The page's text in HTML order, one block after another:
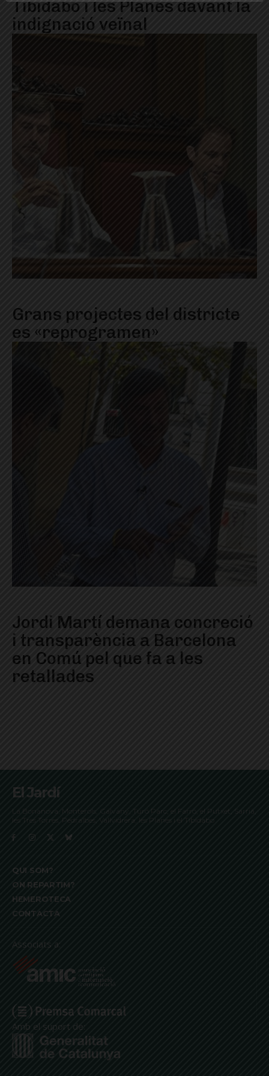
Tibidabo i les Planes davant la
indignació veïnal
Grans projectes del districte
es «reprogramen»
Jordi Martí demana concreció
i transparència a Barcelona
en Comú pel que fa a les
retallades
El Jardí
La Bonanova, Monterols, Galvany, Turó Parc, el Farró, el Putxet, Sarrià,
les Tres Torres, Pedralbes, Vallvidrera, les Planes i el Tibidabo
QUI SOM?
ON REPARTIM?
HEMEROTECA
CONTACTA
Associats a:
Amb el suport de: